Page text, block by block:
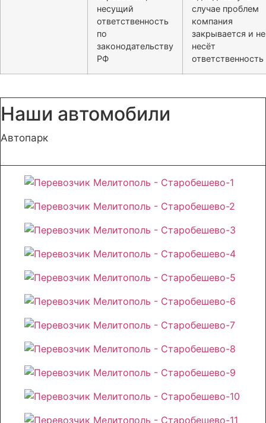
несущий
ответственность
по
законодательству
РФ
случае проблем
компания
закрывается и не
несёт
ответственность
Наши автомобили
Автопарк